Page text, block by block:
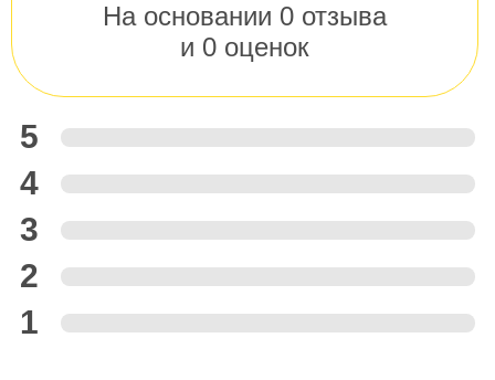
На основании 0 отзыва
и 0 оценок
5
4
3
2
1